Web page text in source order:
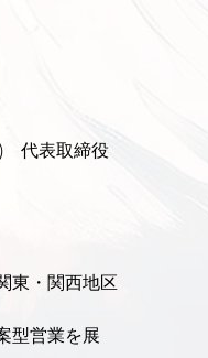
代表取締役
東・関西地区
型営業を展